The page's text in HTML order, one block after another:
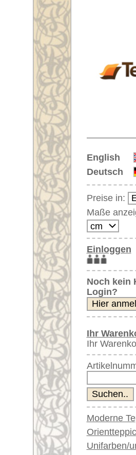
English
Deutsch
Preise in:
Maße anzeigen in:
Einloggen
Noch kein Kunden-
Login?
Ihr Warenkorb:
Ihr Warenkorb ist leer.
Artikelnummer:
Moderne Teppiche
Orientteppiche
Unifarben/ungemustert
Seidenteppiche
Große Teppiche
(über 300x200 cm)
Sehr große XL Teppiche
(über 400x200 cm)
Riesige XXL Teppiche
(über 600x200 cm)
Läufer / Galerien
Runde & ovale Teppiche
Antike Teppiche
Antike China Teppiche
Blaue Teppiche
Graue Teppiche
Braune Teppiche
Blaue Teppiche
Grüne Teppiche
Rot/pink/flieder/lila
Beige/hell/cremefarben